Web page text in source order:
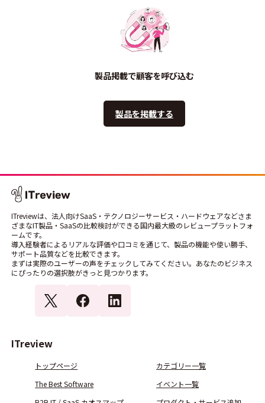
製品掲載で顧客を呼び込む
製品を掲載する
ITreviewは、法人向けSaaS・テクノロジーサービス・ハードウェアなどさま
ざまなIT製品・SaaSの比較検討ができる国内最大級のレビュープラットフォ
ームです。
導入経験者によるリアルな評価や口コミを通じて、製品の機能や使い勝手、
サポート品質などを比較できます。
まずは実際のユーザーの声をチェックしてみてください。あなたのビジネス
にぴったりの選択肢がきっと見つかります。
ITreview
トップページ
カテゴリー一覧
The Best Software
イベント一覧